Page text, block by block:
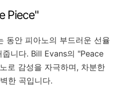
Piece"
동안 피아노의 부드러운 선율
니다. Bill Evans의 "Peace
로 감성을 자극하며, 차분한
한 곡입니다.